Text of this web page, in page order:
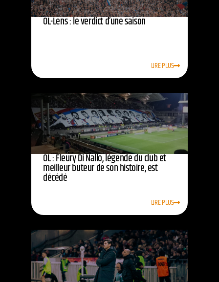
OL-Lens : le verdict d’une saison
LIRE PLUS
OL : Fleury Di Nallo, légende du club et
meilleur buteur de son histoire, est
décédé
LIRE PLUS